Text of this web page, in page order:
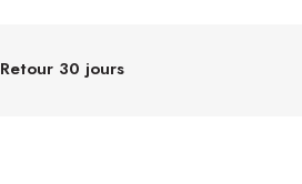
Retour 30 jours